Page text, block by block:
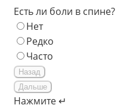
Есть ли боли в спине?
Нет
Редко
Часто
Назад
Дальше
Нажмите ↵